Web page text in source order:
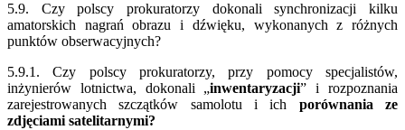
5.9. Czy polscy prokuratorzy dokonali synchronizacji kilku
amatorskich nagrań obrazu i dźwięku, wykonanych z różnych
punktów obserwacyjnych?
5.9.1. Czy polscy prokuratorzy, przy pomocy specjalistów,
inżynierów lotnictwa, dokonali „inwentaryzacji” i rozpoznania
zarejestrowanych szczątków samolotu i ich porównania ze
zdjęciami satelitarnymi?